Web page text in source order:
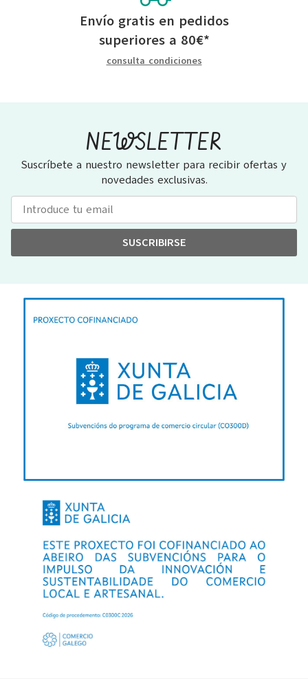
Envío gratis en pedidos
superiores a 80€*
consulta condiciones
NEWSLETTER
Suscríbete a nuestro newsletter para recibir ofertas y
novedades exclusivas.
SUSCRIBIRSE